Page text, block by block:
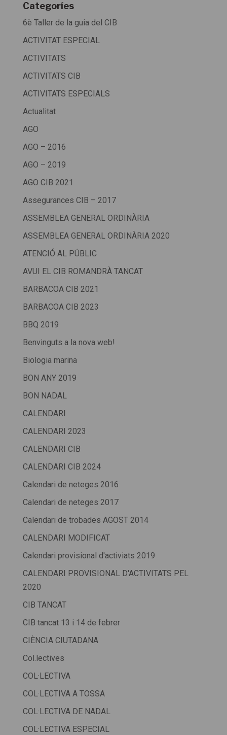
Categoríes
6è Taller de la guia del CIB
ACTIVITAT ESPECIAL
ACTIVITATS
ACTIVITATS CIB
ACTIVITATS ESPECIALS
Actualitat
AGO
AGO – 2016
AGO – 2019
AGO CIB 2021
Assegurances CIB – 2017
ASSEMBLEA GENERAL ORDINÀRIA
ASSEMBLEA GENERAL ORDINÀRIA 2020
ATENCIÓ AL PÚBLIC
AVUI EL CIB ROMANDRÀ TANCAT
BARBACOA CIB 2021
BARBACOA CIB 2023
BBQ 2019
Benvinguts a la nova web!
Biologia marina
BON ANY 2019
BON NADAL
CALENDARI
CALENDARI 2023
CALENDARI CIB
CALENDARI CIB 2024
Calendari de neteges 2016
Calendari de neteges 2017
Calendari de trobades AGOST 2014
CALENDARI MODIFICAT
Calendari provisional d'activiats 2019
CALENDARI PROVISIONAL D'ACTIVITATS PEL
2020
CIB TANCAT
CIB tancat 13 i 14 de febrer
CIÈNCIA CIUTADANA
Col.lectives
COL·LECTIVA
COL·LECTIVA A TOSSA
COL·LECTIVA DE NADAL
COL·LECTIVA ESPECIAL